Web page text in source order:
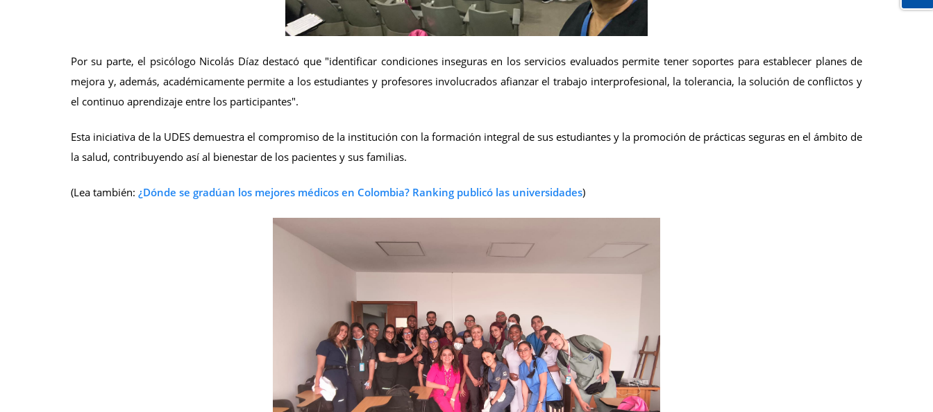
Por su parte, el psicólogo Nicolás Díaz destacó que "identificar condiciones inseguras en los servicios evaluados permite tener soportes para establecer planes de
mejora y, además, académicamente permite a los estudiantes y profesores involucrados afianzar el trabajo interprofesional, la tolerancia, la solución de conflictos y
el continuo aprendizaje entre los participantes".
Esta iniciativa de la UDES demuestra el compromiso de la institución con la formación integral de sus estudiantes y la promoción de prácticas seguras en el ámbito de
la salud, contribuyendo así al bienestar de los pacientes y sus familias.
(Lea también: ¿Dónde se gradúan los mejores médicos en Colombia? Ranking publicó las universidades)